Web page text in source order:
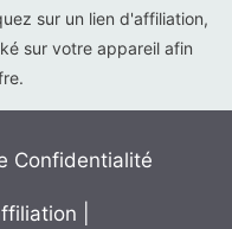
sur un lien d'affiliation,
sur votre appareil afin
Confidentialité